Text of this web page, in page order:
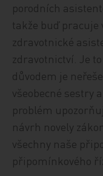
porodních
takže buď pracuje
zdravotnické
zdravotnictví. Je
důvodem je
všeobecné sestry
problém
návrh novely
všechny naše
připomínkového